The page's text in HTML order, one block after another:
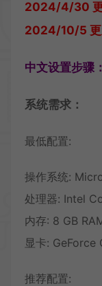
2024/4/30
2024/10/5 更
中文设置步
系统需求：
最低配置:
操作系统:
处理器: Intel
内存: 8 GB
显卡:
推荐配置: